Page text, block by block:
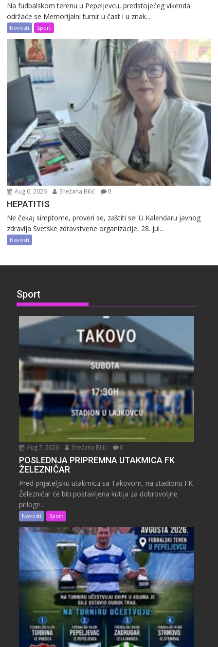
Na fudbalskom terenu u Pepeljevcu, predstojećeg vikenda
održaće se Memorijalni turnir u čast i u znak...
Novosti Sport
Aug 6, 2026 Snežana Bilić 0
HEPATITIS
Ne čekaj simptome, proveri se, zaštiti se! U Kalendaru javnog
zdravlja Svetske zdravstvene organizacije, 28. jul...
Novosti
Sport
Aug 7, 2026 Snežana Bilić 0
POSLEDNJA PRIPREMNA UTAKMICA FK
ŽELEZNIČAR
Pred prijateljsku utakmicu sa Takovom, na stadionu FK
Železničar će biti postavljena kutija za dobrovoljne
priloge...
Novosti Sport